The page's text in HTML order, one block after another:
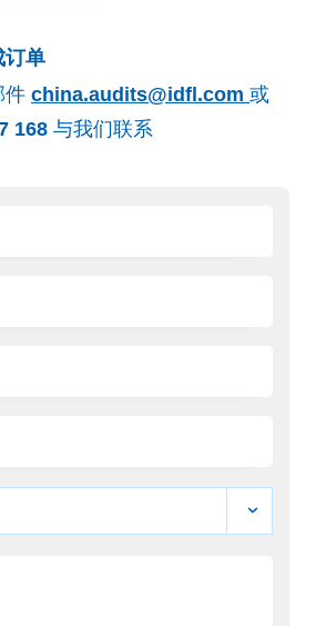
订单
件 china.audits@idfl.com 或
168 与我们联系